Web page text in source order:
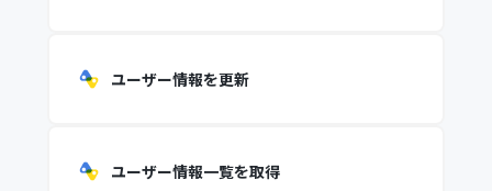
ユーザー情報を更新
ユーザー情報一覧を取得